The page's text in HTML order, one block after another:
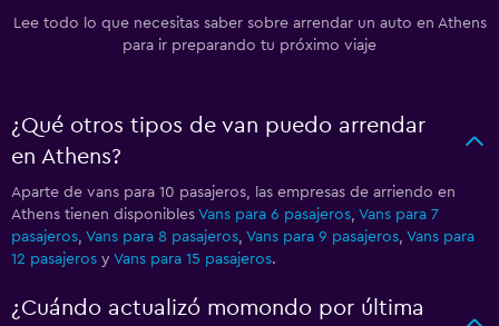
Lee todo lo que necesitas saber sobre arrendar un auto en Athens
para ir preparando tu próximo viaje
¿Qué otros tipos de van puedo arrendar
en Athens?
Aparte de vans para 10 pasajeros, las empresas de arriendo en
Athens tienen disponibles Vans para 6 pasajeros, Vans para 7
pasajeros, Vans para 8 pasajeros, Vans para 9 pasajeros, Vans para
12 pasajeros y Vans para 15 pasajeros.
¿Cuándo actualizó momondo por última